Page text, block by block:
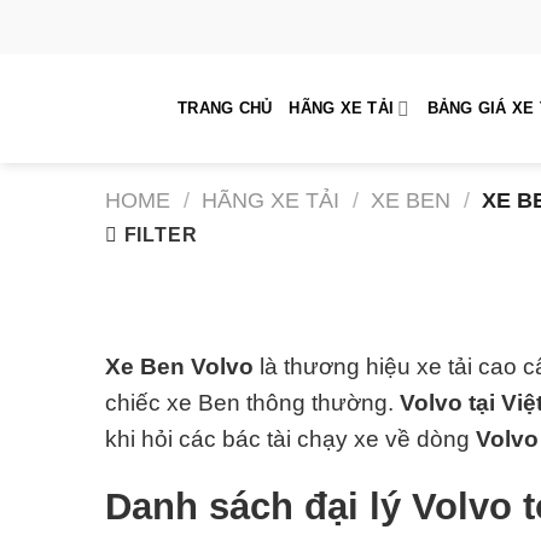
TRANG CHỦ HÃNG XE TẢI BẢNG GIÁ XE
HOME / HÃNG XE TẢI / XE BEN / XE
FILTER
Xe Ben Volvo là thương hiệu xe tải cao
chiếc xe Ben thông thường. Volvo tại
khi hỏi các bác tài chạy xe về dòng Volvo
Danh sách đại lý Volvo